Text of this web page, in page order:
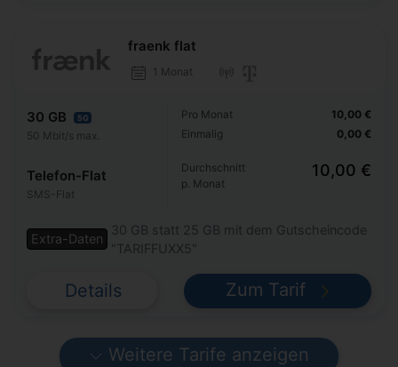
fraenk flat
1 Monat
30 GB 5G
50 Mbit/s max.
Telefon-Flat
SMS-Flat
Pro Monat
Einmalig
10,00 €
0,00 €
Durchschnitt
p. Monat
10,00 €
Extra-Daten
30 GB statt 25 GB mit dem Gutscheincode
"TARIFFUXX5"
Details Zum Tarif
Weitere Tarife anzeigen